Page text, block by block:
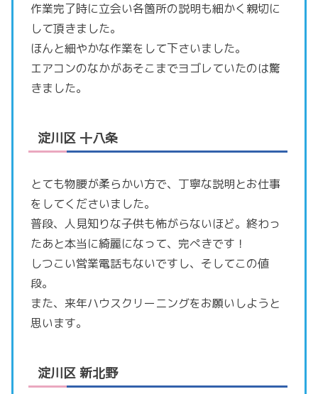
作業完了時に立会い各箇所の説明も細かく親切に
して頂きました。
ほんと細やかな作業をして下さいました。
エアコンのなかがあそこまでヨゴレていたのは驚
きました。
淀川区 十八条
とても物腰が柔らかい方で、丁寧な説明とお仕事
をしてくださいました。
普段、人見知りな子供も怖がらないほど。終わっ
たあと本当に綺麗になって、完ぺきです！
しつこい営業電話もないですし、そしてこの値
段。
また、来年ハウスクリーニングをお願いしようと
思います。
淀川区 新北野